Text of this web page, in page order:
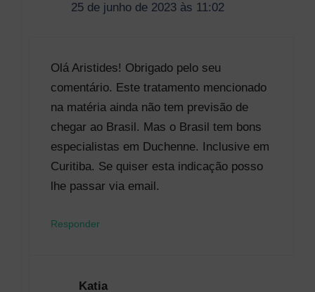
25 de junho de 2023 às 11:02
Olá Aristides! Obrigado pelo seu
comentário. Este tratamento mencionado
na matéria ainda não tem previsão de
chegar ao Brasil. Mas o Brasil tem bons
especialistas em Duchenne. Inclusive em
Curitiba. Se quiser esta indicação posso
lhe passar via email.
Responder
Katia